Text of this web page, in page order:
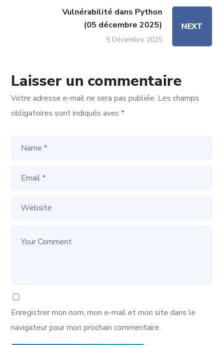
Vulnérabilité dans Python
(05 décembre 2025)
5 Décembre 2025
NEXT
Laisser un commentaire
Votre adresse e-mail ne sera pas publiée. Les champs
obligatoires sont indiqués avec*
Enregistrer mon nom, mon e-mail et mon site dans le
navigateur pour mon prochain commentaire.